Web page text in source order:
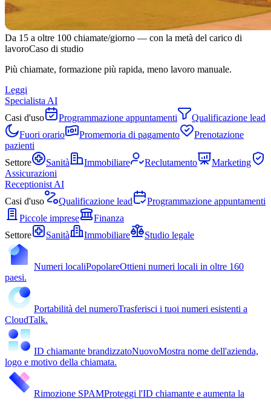
Da 15 a oltre 100 chiamate/giorno — con la metà del carico di
lavoroCaso di studio
Più chiamate, formazione più rapida, meno lavoro manuale.
Leggi
Specialista AI
Casi d'uso
Programmazione appuntamenti
Qualificazione lead
Fuori orario
Promemoria di pagamento
Prenotazione
pazienti
Settore
Sanità Immobiliare Reclutamento
Marketing
Assicurazioni
Receptionist AI
Casi d'uso
Qualificazione lead
Programmazione appuntamenti
Piccole imprese
Finanza
Settore
Sanità Immobiliare Studio legale
Numeri localiPopolareOttieni numeri locali in oltre 160
paesi.
Portabilità del numeroTrasferisci i tuoi numeri esistenti a
CloudTalk.
ID chiamante brandizzatoNuovoMostra nome dell'azienda,
logo e motivo della chiamata.
Rimozione SPAMProteggi l'ID chiamante e aumenta la